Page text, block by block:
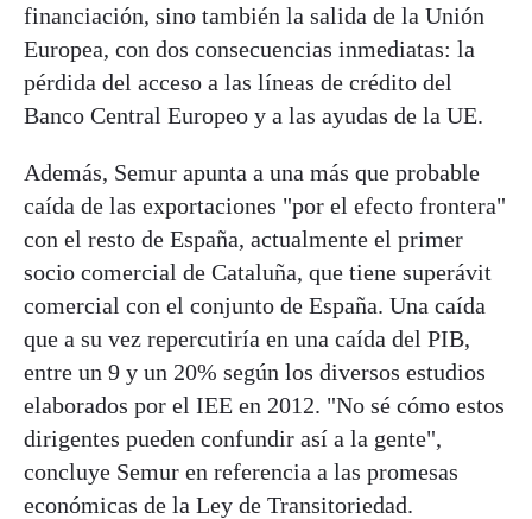
financiación, sino también la salida de la Unión
Europea, con dos consecuencias inmediatas: la
pérdida del acceso a las líneas de crédito del
Banco Central Europeo y a las ayudas de la UE.
Además, Semur apunta a una más que probable
caída de las exportaciones "por el efecto frontera"
con el resto de España, actualmente el primer
socio comercial de Cataluña, que tiene superávit
comercial con el conjunto de España. Una caída
que a su vez repercutiría en una caída del PIB,
entre un 9 y un 20% según los diversos estudios
elaborados por el IEE en 2012. "No sé cómo estos
dirigentes pueden confundir así a la gente",
concluye Semur en referencia a las promesas
económicas de la Ley de Transitoriedad.